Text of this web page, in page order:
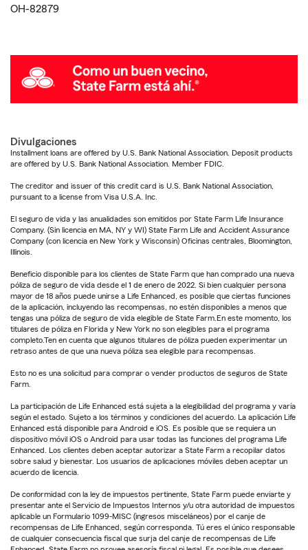
OH-82879
Divulgaciones
Installment loans are offered by U.S. Bank National Association. Deposit products
are offered by U.S. Bank National Association. Member FDIC.
The creditor and issuer of this credit card is U.S. Bank National Association,
pursuant to a license from Visa U.S.A. Inc.
El seguro de vida y las anualidades son emitidos por State Farm Life Insurance
Company. (Sin licencia en MA, NY y WI) State Farm Life and Accident Assurance
Company (con licencia en New York y Wisconsin) Oficinas centrales, Bloomington,
Illinois.
Beneficio disponible para los clientes de State Farm que han comprado una nueva
póliza de seguro de vida desde el 1 de enero de 2022. Si bien cualquier persona
mayor de 18 años puede unirse a Life Enhanced, es posible que ciertas funciones
de la aplicación, incluyendo las recompensas, no estén disponibles a menos que
tengas una póliza de seguro de vida elegible de State Farm.En este momento, los
titulares de póliza en Florida y New York no son elegibles para el programa
completo.Ten en cuenta que algunos titulares de póliza pueden experimentar un
retraso antes de que una nueva póliza sea elegible para recompensas.
Esto no es una solicitud para comprar o vender productos de seguros de State
Farm.
La participación de Life Enhanced está sujeta a la elegibilidad del programa y varía
según el estado. Sujeto a los términos y condiciones del acuerdo. La aplicación Life
Enhanced está disponible para Android e iOS. Es posible que se requiera un
dispositivo móvil iOS o Android para usar todas las funciones del programa Life
Enhanced. Los clientes deben aceptar autorizar a State Farm a recopilar datos
sobre salud y bienestar. Los usuarios de aplicaciones móviles deben aceptar un
acuerdo de licencia.
De conformidad con la ley de impuestos pertinente, State Farm puede enviarte y
presentar ante el Servicio de Impuestos Internos y/u otra autoridad de impuestos
aplicable un Formulario 1099-MISC (ingresos misceláneos) por el canje de
recompensas de Life Enhanced, según corresponda. Tú eres el único responsable
de cualquier consecuencia fiscal que surja del canje de recompensas de Life